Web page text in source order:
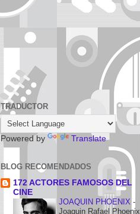
TRADUCTOR
Powered by Translate
BLOG RECOMENDADOS
172 ACTORES FAMOSOS DEL
CINE
JOAQUIN PHOENIX -
Joaquin Rafael Phoenix,